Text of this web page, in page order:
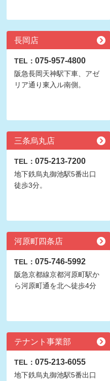
長岡店
TEL： 075-957-4800
阪急長岡天神駅下車、アゼ
リア通り東入ル南側。
三条烏丸店
TEL： 075-213-7200
地下鉄烏丸御池駅5番出口
徒歩3分。
河原町四条店
TEL： 075-746-5992
阪急京都線京都河原町駅か
ら河原町通を北へ徒歩4分
テナント事業部
TEL： 075-213-6055
地下鉄烏丸御池駅5番出口